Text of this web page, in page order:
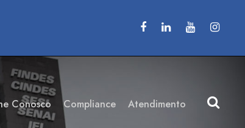
Conosco Compliance Atendimento